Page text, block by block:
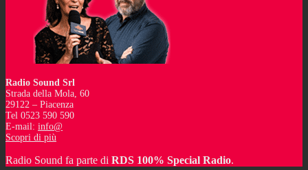
Radio Sound Srl
Strada della Mola, 60
29122 – Piacenza
Tel 0523 590 590
E-mail: info@
Scopri di più
Radio Sound fa parte di RDS 100% Special Radio.